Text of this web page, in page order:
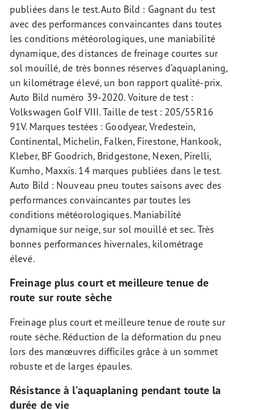
publiées dans le test. Auto Bild : Gagnant du test
avec des performances convaincantes dans toutes
les conditions météorologiques, une maniabilité
dynamique, des distances de freinage courtes sur
sol mouillé, de très bonnes réserves d’aquaplaning,
un kilométrage élevé, un bon rapport qualité-prix.
Auto Bild numéro 39-2020. Voiture de test :
Volkswagen Golf VIII. Taille de test : 205/55R16
91V. Marques testées : Goodyear, Vredestein,
Continental, Michelin, Falken, Firestone, Hankook,
Kleber, BF Goodrich, Bridgestone, Nexen, Pirelli,
Kumho, Maxxis. 14 marques publiées dans le test.
Auto Bild : Nouveau pneu toutes saisons avec des
performances convaincantes par toutes les
conditions météorologiques. Maniabilité
dynamique sur neige, sur sol mouillé et sec. Très
bonnes performances hivernales, kilométrage
élevé.
Freinage plus court et meilleure tenue de
route sur route sèche
Freinage plus court et meilleure tenue de route sur
route sèche. Réduction de la déformation du pneu
lors des manœuvres difficiles grâce à un sommet
robuste et de larges épaules.
Résistance à l'aquaplaning pendant toute la
durée de vie